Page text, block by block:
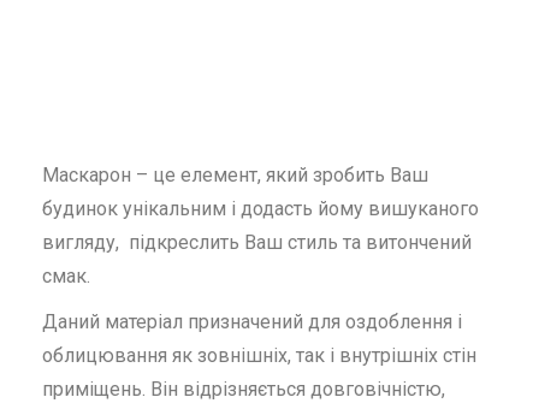
Маскарон – це елемент, який зробить Ваш
будинок унікальним і додасть йому вишуканого
вигляду, підкреслить Ваш стиль та витончений
смак.
Даний матеріал призначений для оздоблення і
облицювання як зовнішніх, так і внутрішніх стін
приміщень. Він відрізняється довговічністю,